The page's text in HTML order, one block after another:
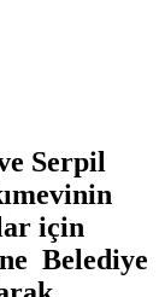
Serpil
için
Belediye